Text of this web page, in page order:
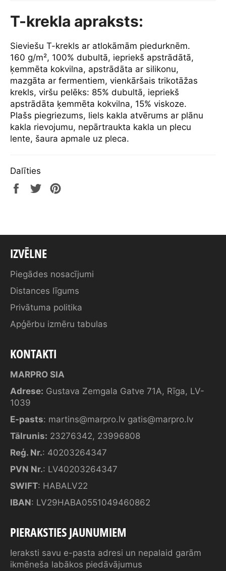
T-krekla apraksts:
Sieviešu T-krekls ar atlokāmām piedurknēm.
160 g/m², 100% dubultā, iepriekš apstrādātā,
ķemmēta kokvilna, apstrādāta ar silikonu,
mazgāta ar fermentiem, vienkāršais trikotāžas
krekls, viršu pelēks: 85% dubultā, iepriekš
apstrādāta ķemmēta kokvilna, 15% viskoze.
Plašs piegriezums, liels kakla atvērums ar plānu
kakla rievojumu, nepārtraukta kakla un plecu
lente, šaura apmale uz pleca.
Dalīties
Share Tweet
IZVĒLNE
Piegādes nosacījumi
Distances līgums
Privātuma politika
Apģērbu izmēru tabulas
KONTAKTI
MARPRO SIA
Adrese: Gustava Zemgala Gatve 71A, Rīga, LV-
1039
E-pasts: martins@marpro.lv gatis@marpro.lv
Tālrunis: 23276342, 23996808
Reģ. Nr.: 40203264347
PVN Nr.: LV40203264347
SWIFT: HABALV22
IBAN: LV29HABA0551049460862
PIERAKSTIES JAUNUMIEM
Ieraksti savu e-pasta adresi un nepalaid garām
ikmēneša labākos piedāvājumus